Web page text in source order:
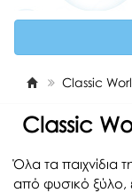
Classic
Classic
Όλα τα παιχνίδια
από φυσικό ξύλο,